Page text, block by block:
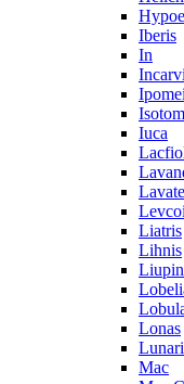
Iberis
In
Iuca
Levcoi
Liatris
Lihnis
Liupin
Lonas
Mac